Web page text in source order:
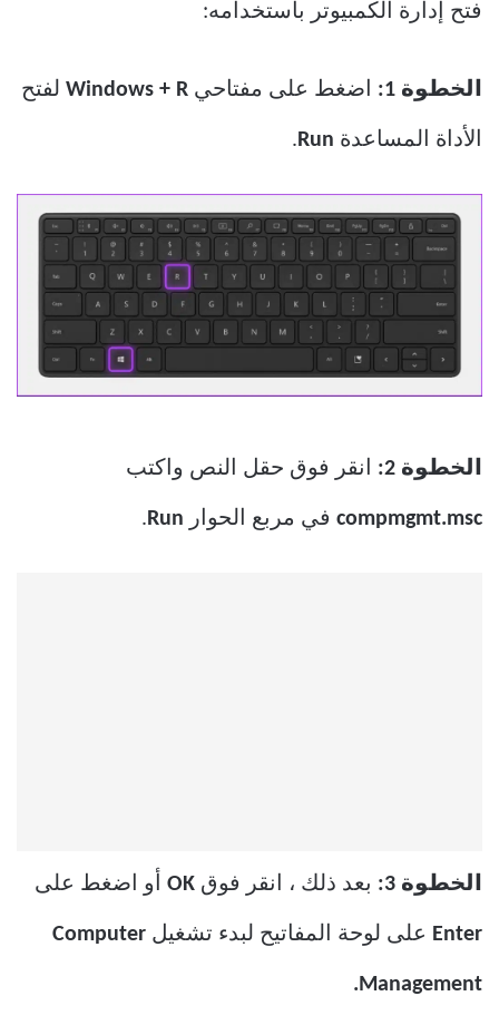
فتح إدارة الكمبيوتر باستخدامه:
الخطوة 1: اضغط على مفتاحي Windows + R لفتح
الأداة المساعدة Run
.
الخطوة 2: انقر فوق حقل النص واكتب
compmgmt.msc في مربع الحوار Run
.
الخطوة 3: بعد ذلك ، انقر فوق OK أو اضغط على
Enter على لوحة المفاتيح لبدء تشغيل Computer
Management.